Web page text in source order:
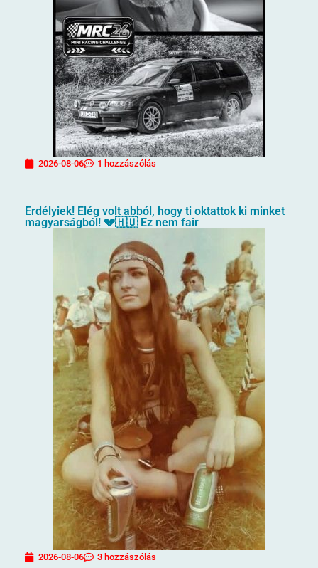
2026-08-06 1 hozzászólás
Erdélyiek! Elég volt abból, hogy ti oktattok ki minket
magyarságból! 💔🇭🇺 Ez nem fair
2026-08-06 3 hozzászólás